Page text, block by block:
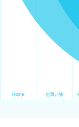
Home お買い物